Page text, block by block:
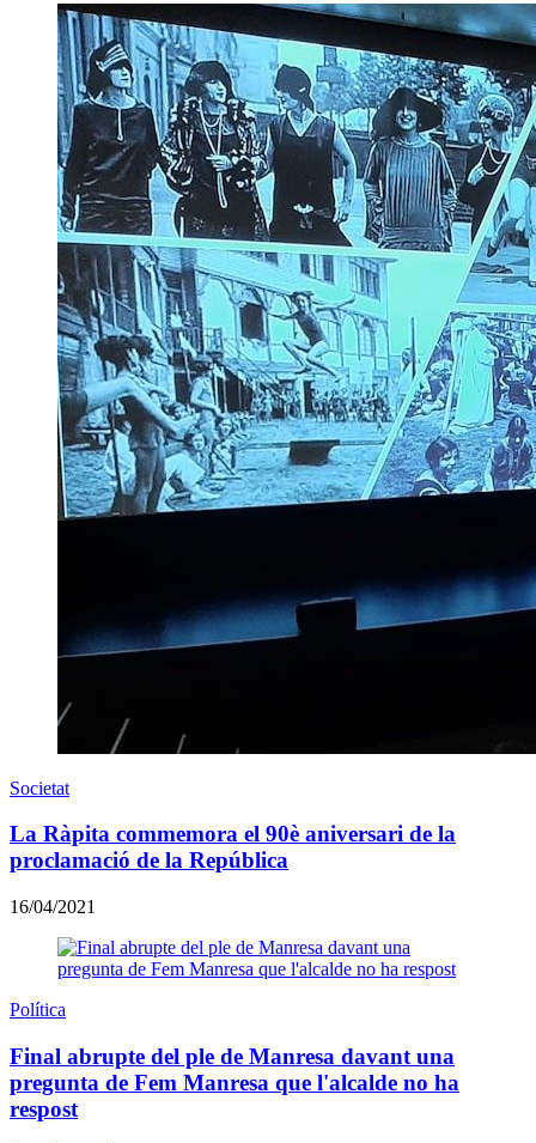
Societat
La Ràpita commemora el 90è aniversari de la
proclamació de la República
16/04/2021
Política
Final abrupte del ple de Manresa davant una
pregunta de Fem Manresa que l'alcalde no ha
respost